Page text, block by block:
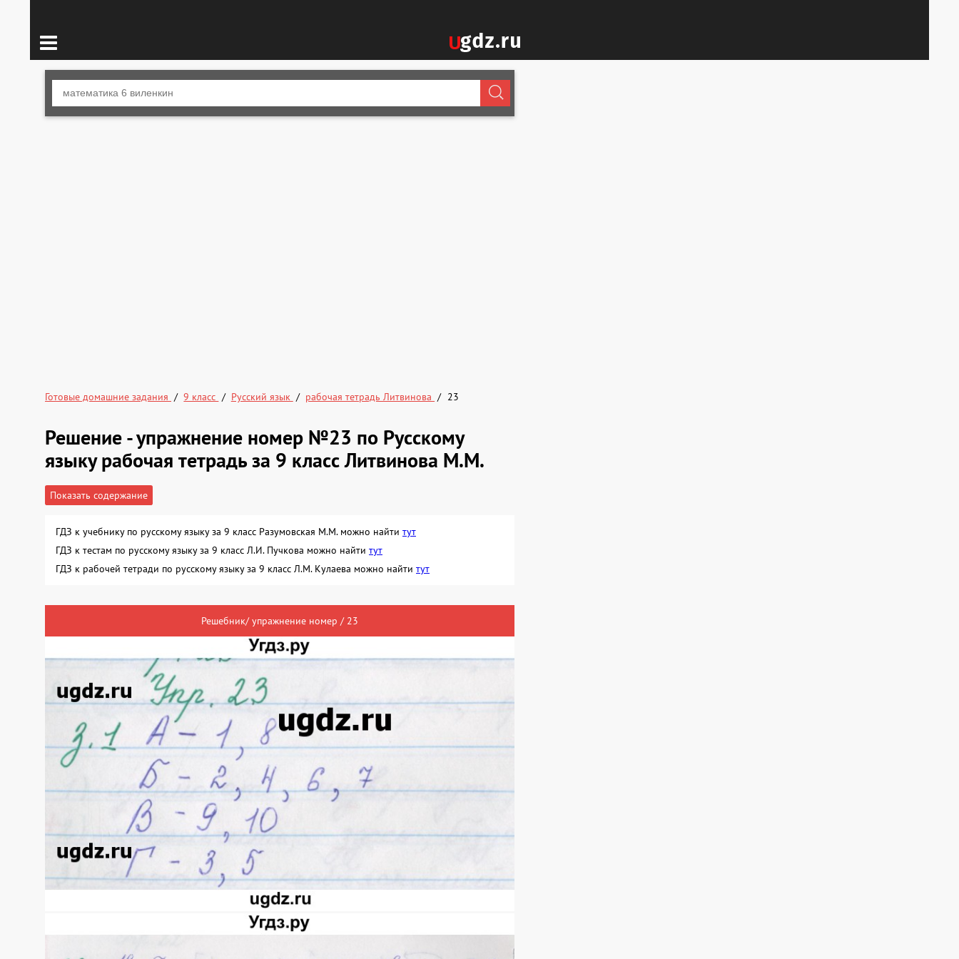
Готовые домашние задания 9 класс Русский язык рабочая тетрадь Литвинова 23
Решение - упражнение номер №23 по Русскому
языку рабочая тетрадь за 9 класс Литвинова М.М.
Показать содержание
ГДЗ к учебнику по русскому языку за 9 класс Разумовская М.М. можно найти тут
ГДЗ к тестам по русскому языку за 9 класс Л.И. Пучкова можно найти тут
ГДЗ к рабочей тетради по русскому языку за 9 класс Л.М. Кулаева можно найти тут
Решебник/ упражнение номер / 23